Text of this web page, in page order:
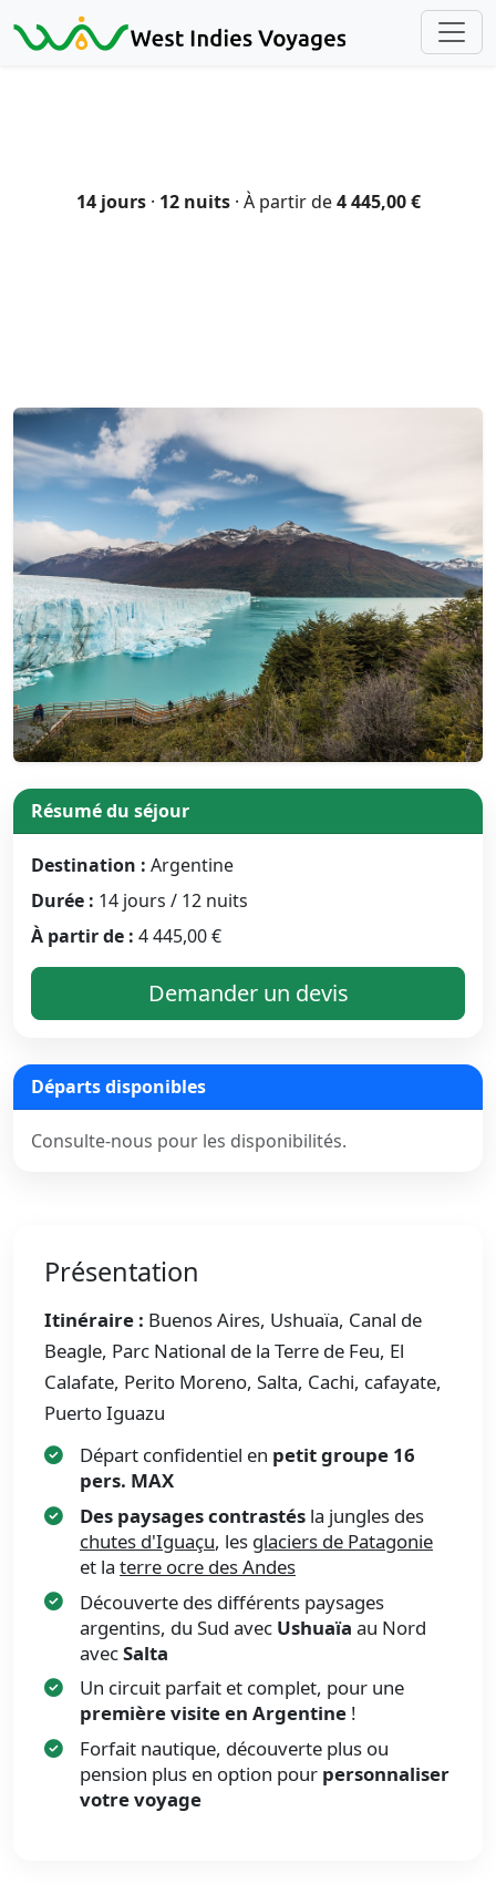
14 jours· 12 nuits· À partir de4 445,00 €
Résumé du séjour
Destination : Argentine
Durée : 14 jours / 12 nuits
À partir de : 4 445,00 €
Demander un devis
Départs disponibles
Consulte-nous pour les disponibilités.
Présentation
Itinéraire : Buenos Aires, Ushuaïa, Canal de
Beagle, Parc National de la Terre de Feu, El
Calafate, Perito Moreno, Salta, Cachi, cafayate,
Puerto Iguazu
Départ confidentiel en petit groupe 16
pers. MAX
Des paysages contrastés la jungles des
chutes d'Iguaçu, les glaciers de Patagonie
et la terre ocre des Andes
Découverte des différents paysages
argentins, du Sud avec Ushuaïa au Nord
avecSalta
Un circuit parfait et complet, pour une
première visite en Argentine !
Forfait nautique, découverte plus ou
pension plus en option pour personnaliser
votre voyage